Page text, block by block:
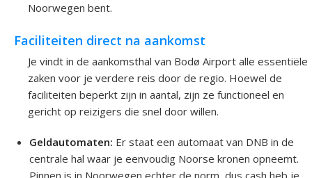
Noorwegen bent.
Faciliteiten direct na aankomst
Je vindt in de aankomsthal van Bodø Airport alle essentiële
zaken voor je verdere reis door de regio. Hoewel de
faciliteiten beperkt zijn in aantal, zijn ze functioneel en
gericht op reizigers die snel door willen.
Geldautomaten: Er staat een automaat van DNB in de
centrale hal waar je eenvoudig Noorse kronen opneemt.
Pinnen is in Noorwegen echter de norm, dus cash heb je